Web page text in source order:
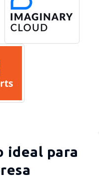
ideal para